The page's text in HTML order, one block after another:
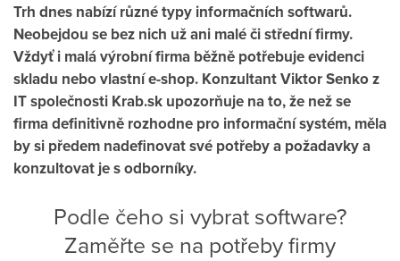
Trh dnes nabízí různé typy informačních softwarů.
Neobejdou se bez nich už ani malé či střední firmy.
Vždyť i malá výrobní firma běžně potřebuje evidenci
skladu nebo vlastní e-shop. Konzultant Viktor Senko z
IT společnosti Krab.sk upozorňuje na to, že než se
firma definitivně rozhodne pro informační systém, měla
by si předem nadefinovat své potřeby a požadavky a
konzultovat je s odborníky.
Podle čeho si vybrat software?
Zaměřte se na potřeby firmy